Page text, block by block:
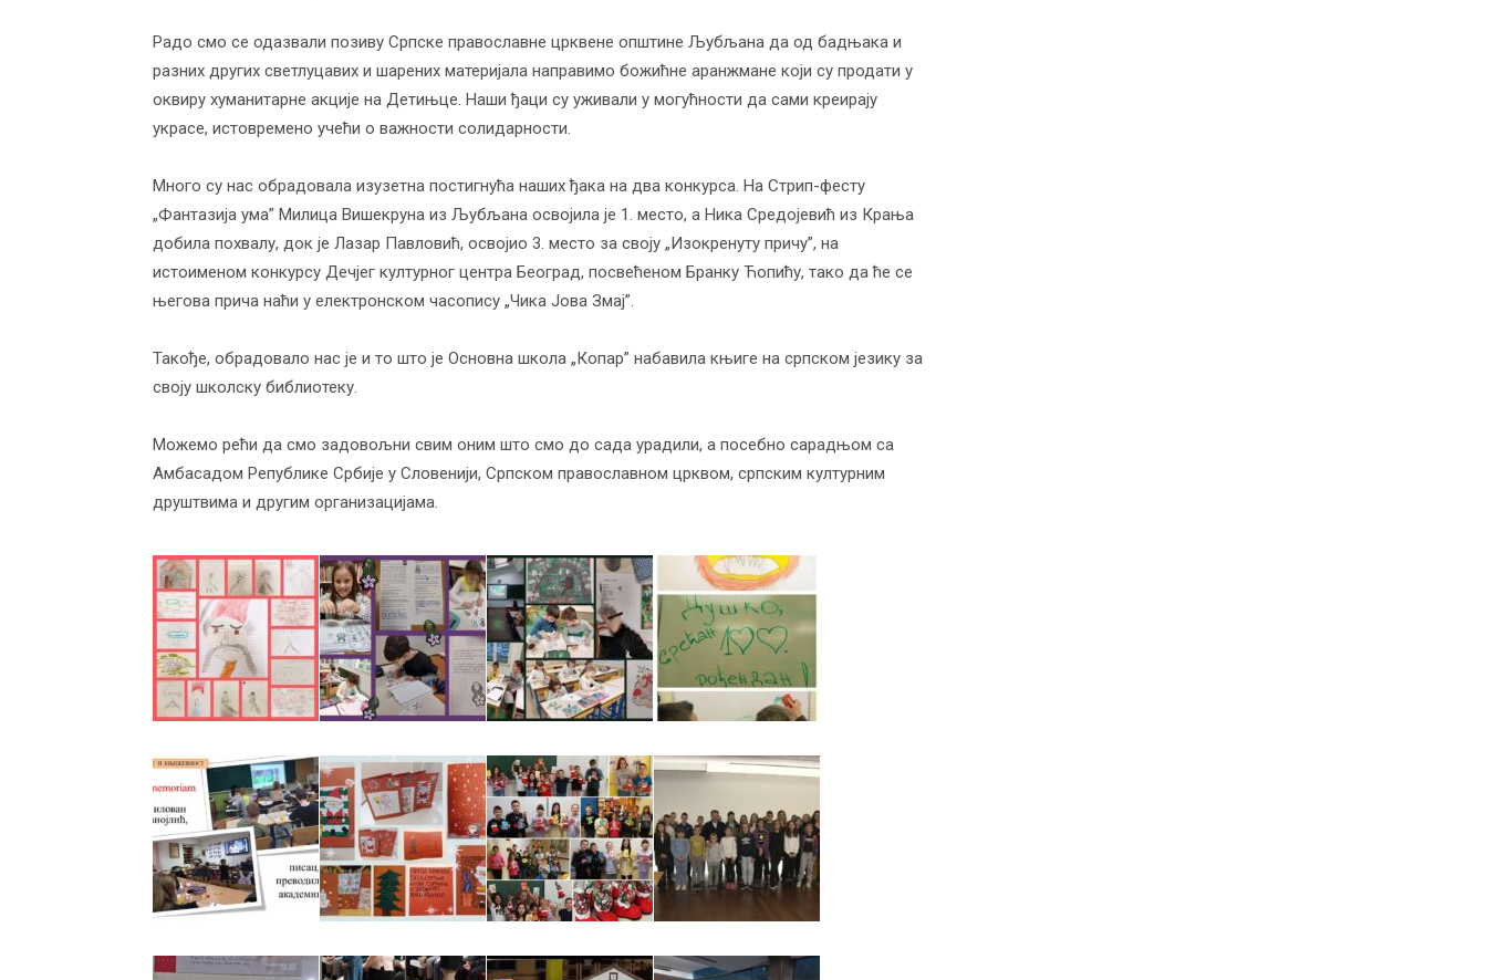
Радо смо се одазвали позиву Српске православне црквене општине Љубљана да од бадњака и
разних других светлуцавих и шарених материјала направимо божићне аранжмане који су продати у
оквиру хуманитарне акције на Детињце. Наши ђаци су уживали у могућности да сами креирају
украсе, истовремено учећи о важности солидарности.
Много су нас обрадовала изузетна постигнућа наших ђака на два конкурса. На Стрип-фесту
„Фантазија ума” Милица Вишекруна из Љубљана освојила је 1. место, а Ника Средојевић из Крања
добила похвалу, док је Лазар Павловић, освојио 3. место за своју „Изокренуту причу”, на
истоименом конкурсу Дечјег културног центра Београд, посвећеном Бранку Ћопићу, тако да ће се
његова прича наћи у електронском часопису „Чика Јова Змај”.
Такође, обрадовало нас је и то што је Основна школа „Копар” набавила књиге на српском језику за
своју школску библиотеку.
Можемо рећи да смо задовољни свим оним што смо до сада урадили, а посебно сарадњом са
Амбасадом Републике Србије у Словенији, Српском православном црквом, српским културним
друштвима и другим организацијама.